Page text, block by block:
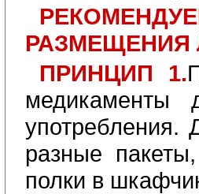
РАЗМЕЩЕНИЯ
ПРИНЦИП 1.
медикаменты
употребления.
разные
полки в